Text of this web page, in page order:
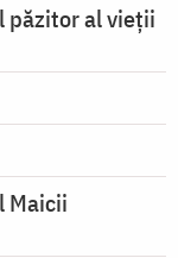
păzitor al vieții
Maicii